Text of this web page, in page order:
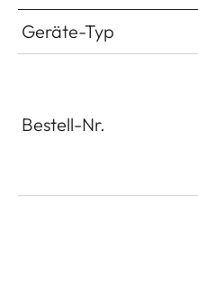
Geräte-Typ
Bestell-Nr.